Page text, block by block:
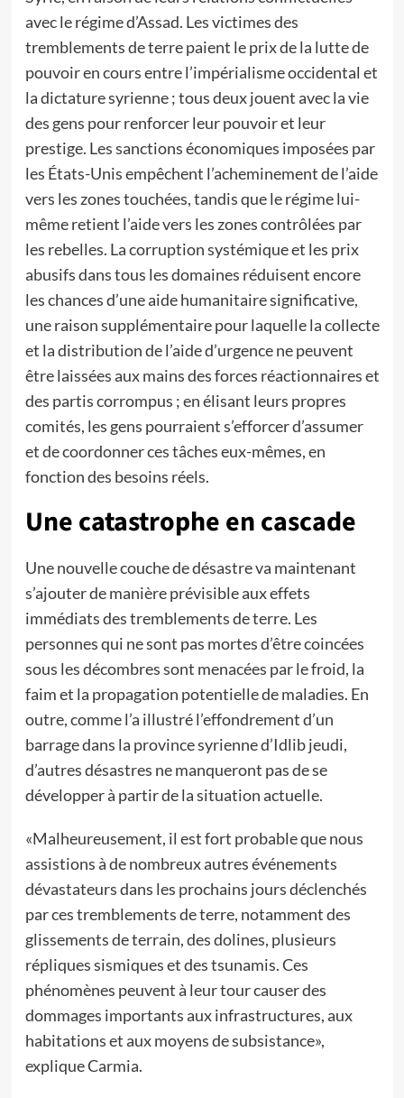
avec le régime d’Assad. Les victimes des
tremblements de terre paient le prix de la lutte de
pouvoir en cours entre l’impérialisme occidental et
la dictature syrienne ; tous deux jouent avec la vie
des gens pour renforcer leur pouvoir et leur
prestige. Les sanctions économiques imposées par
les États-Unis empêchent l’acheminement de l’aide
vers les zones touchées, tandis que le régime lui-
même retient l’aide vers les zones contrôlées par
les rebelles. La corruption systémique et les prix
abusifs dans tous les domaines réduisent encore
les chances d’une aide humanitaire significative,
une raison supplémentaire pour laquelle la collecte
et la distribution de l’aide d’urgence ne peuvent
être laissées aux mains des forces réactionnaires et
des partis corrompus ; en élisant leurs propres
comités, les gens pourraient s’efforcer d’assumer
et de coordonner ces tâches eux-mêmes, en
fonction des besoins réels.
Une catastrophe en cascade
Une nouvelle couche de désastre va maintenant
s’ajouter de manière prévisible aux effets
immédiats des tremblements de terre. Les
personnes qui ne sont pas mortes d’être coincées
sous les décombres sont menacées par le froid, la
faim et la propagation potentielle de maladies. En
outre, comme l’a illustré l’effondrement d’un
barrage dans la province syrienne d’Idlib jeudi,
d’autres désastres ne manqueront pas de se
développer à partir de la situation actuelle.
«Malheureusement, il est fort probable que nous
assistions à de nombreux autres événements
dévastateurs dans les prochains jours déclenchés
par ces tremblements de terre, notamment des
glissements de terrain, des dolines, plusieurs
répliques sismiques et des tsunamis. Ces
phénomènes peuvent à leur tour causer des
dommages importants aux infrastructures, aux
habitations et aux moyens de subsistance»,
explique Carmia.